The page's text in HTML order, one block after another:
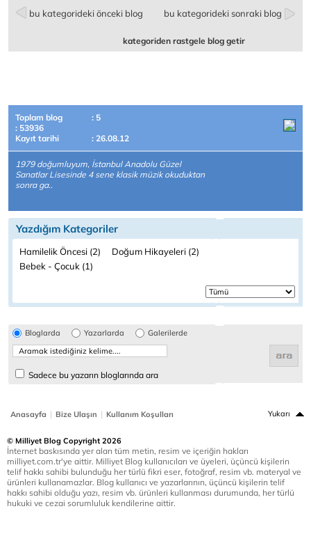
bu kategorideki önceki blog bu kategorideki sonraki blog
kategoriden rastgele blog getir
Toplam blog
: 5
: 53936
Kayıt tarihi
: 26.08.12
1979 doğumluyum, İstanbul Anadolu Güzel
Sanatlar Lisesinde 4 sene klasik müzik okuduktan
sonra ga..
Yazdığım Kategoriler
Hamilelik Öncesi (2)
Doğum Hikayeleri (2)
Bebek - Çocuk (1)
Bloglarda Yazarlarda Galerilerde
Sadece bu yazarın bloglarında ara
Anasayfa | Bize Ulaşın | Kullanım Koşulları Yukarı
© Milliyet Blog Copyright 2026
İnternet baskısında yer alan tüm metin, resim ve içeriğin hakları
milliyet.com.tr'ye aittir. Milliyet Blog kullanıcıları ve üyeleri, üçüncü kişilerin
telif hakkı sahibi bulunduğu her türlü fikri eser, fotoğraf, resim vb. materyal ve
ürünleri kullanamazlar. Blog kullanıcı ve yazarlarının, üçüncü kişilerin telif
hakkı sahibi olduğu yazı, resim vb. ürünleri kullanması durumunda, her türlü
hukuki ve cezai sorumluluk kendilerine aittir.